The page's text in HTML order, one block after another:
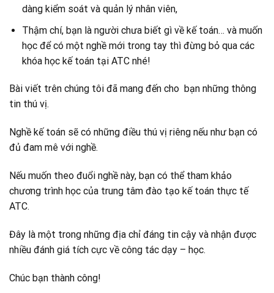
dàng kiểm soát và quản lý nhân viên,
Thậm chí, bạn là người chưa biết gì về kế toán… và muốn
học để có một nghề mới trong tay thì đừng bỏ qua các
khóa học kế toán tại ATC nhé!
Bài viết trên chúng tôi đã mang đến cho bạn những thông
tin thú vị.
Nghề kế toán sẽ có những điều thú vị riêng nếu như bạn có
đủ đam mê với nghề.
Nếu muốn theo đuổi nghề này, bạn có thể tham khảo
chương trình học của trung tâm đào tạo kế toán thực tế
ATC.
Đây là một trong những địa chỉ đáng tin cậy và nhận được
nhiều đánh giá tích cực về công tác dạy – học.
Chúc bạn thành công!